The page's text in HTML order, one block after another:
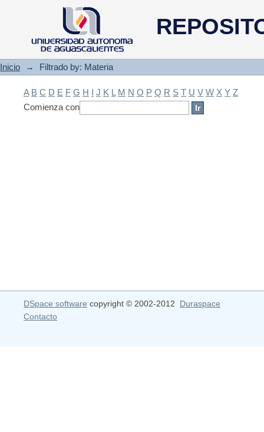
Filtrado by: Materia
Inicio → Filtrado by: Materia
A B C D E F G H I J K L M N O P Q R S T U V W X Y Z
Comienza con
DSpace software copyright © 2002-2012 Duraspace
Contacto